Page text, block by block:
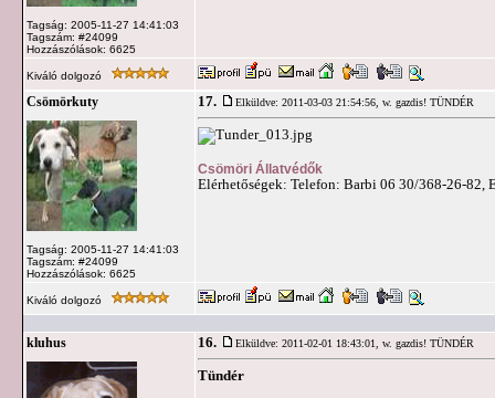
Tagság: 2005-11-27 14:41:03
Tagszám: #24099
Hozzászólások: 6625
Kiváló dolgozó
Csömörkuty
Tagság: 2005-11-27 14:41:03
Tagszám: #24099
Hozzászólások: 6625
17. Elküldve: 2011-03-03 21:54:56, w. gazdis! TÜNDÉR
Csömöri Állatvédők
Elérhetőségek: Telefon: Barbi 06 30/368-26-82,
Kiváló dolgozó
kluhus 16. Elküldve: 2011-02-01 18:43:01, w. gazdis! TÜNDÉR
Tündér